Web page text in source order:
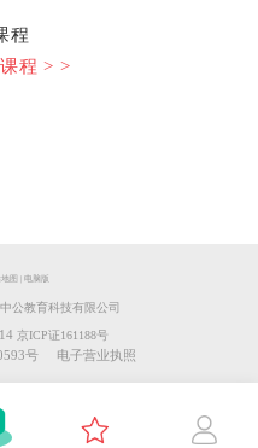
课程
程 > >
图 | 电脑版
公教育科技有限公司
京ICP证161188号
号 电子营业执照